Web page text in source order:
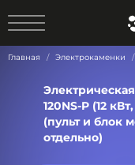
Главная Электрокаменки
120NS-P (12
(пульт и блок
отдельно)